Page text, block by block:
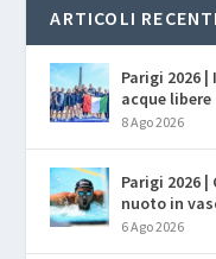
ARTICOLI RECENTI
Parigi 2026
acque libere
8 Ago 2026
Parigi 2026
nuoto in
6 Ago 2026